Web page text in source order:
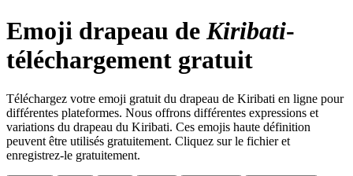
Emoji drapeau deKiribati-
téléchargement gratuit
Téléchargez votre emoji gratuit du drapeau de Kiribati en ligne pour
différentes plateformes. Nous offrons différentes expressions et
variations du drapeau du Kiribati. Ces emojis haute définition
peuvent être utilisés gratuitement. Cliquez sur le fichier et
enregistrez-le gratuitement.